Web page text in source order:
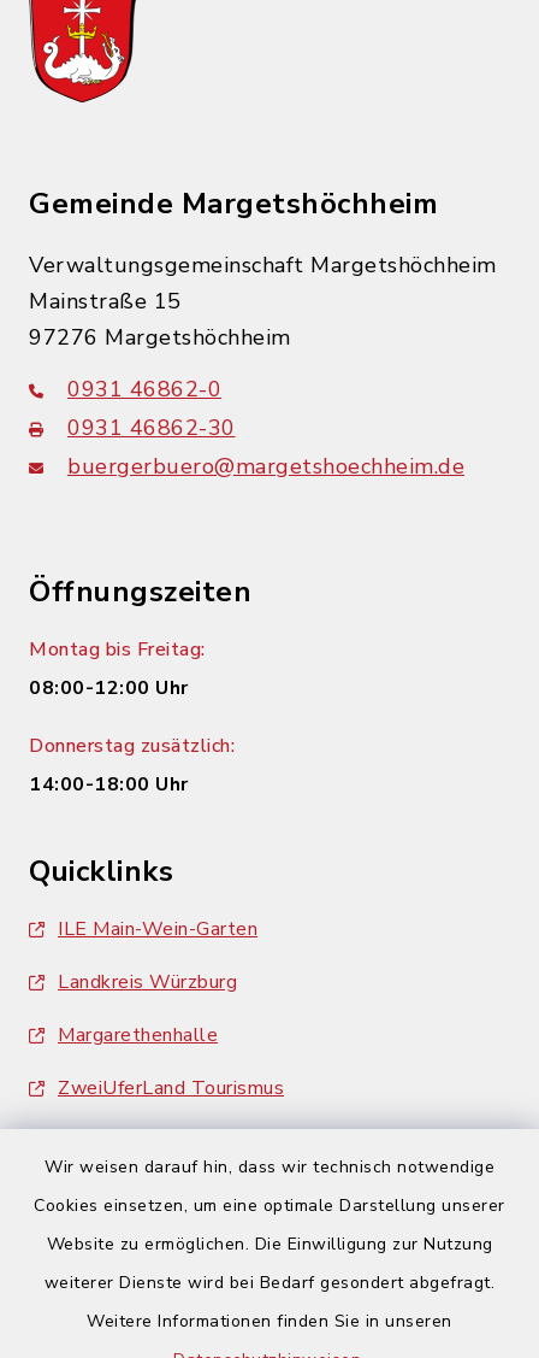
Wir weisen darauf hin, dass wir technisch notwendige
Cookies einsetzen, um eine optimale Darstellung unserer
Website zu ermöglichen. Die Einwilligung zur Nutzung
weiterer Dienste wird bei Bedarf gesondert abgefragt.
Weitere Informationen finden Sie in unseren
Gemeinde Margetshöchheim
Verwaltungsgemeinschaft Margetshöchheim
Mainstraße 15
97276 Margetshöchheim
0931 46862-0
0931 46862-30
buergerbuero@margetshoechheim.de
Öffnungszeiten
Montag bis Freitag:
08:00-12:00 Uhr
Donnerstag zusätzlich:
14:00-18:00 Uhr
Quicklinks
ILE Main-Wein-Garten
Landkreis Würzburg
Margarethenhalle
ZweiUferLand Tourismus
Barrierefreiheit